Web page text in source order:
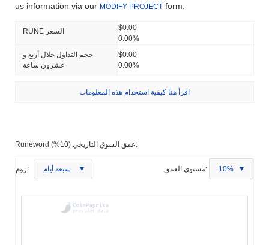
us information via our MODIFY PROJECT form.
RUNE السعر
$0.00
0.00%
حجم التداول خلال أربع و
عشرون ساعة
$0.00
0.00%
اقرأ هنا كيفية استخدام هذه المعلومات
Runeword عمق السوق التاريخي (10%):
زوم: سبعة أيام مستوى العمق: 10%